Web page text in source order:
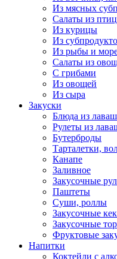
Из мясных
Салаты из
Из курицы
Из
Из рыбы и
Салаты из
С грибами
Из овощей
Из сыра
Закуски
Блюда из
Рулеты из
Бутерброды
Тарталетки,
Канапе
Заливное
Закусочные
Паштеты
Суши, роллы
Закусочные
Закусочные
Фруктовые
Напитки
Коктейли с